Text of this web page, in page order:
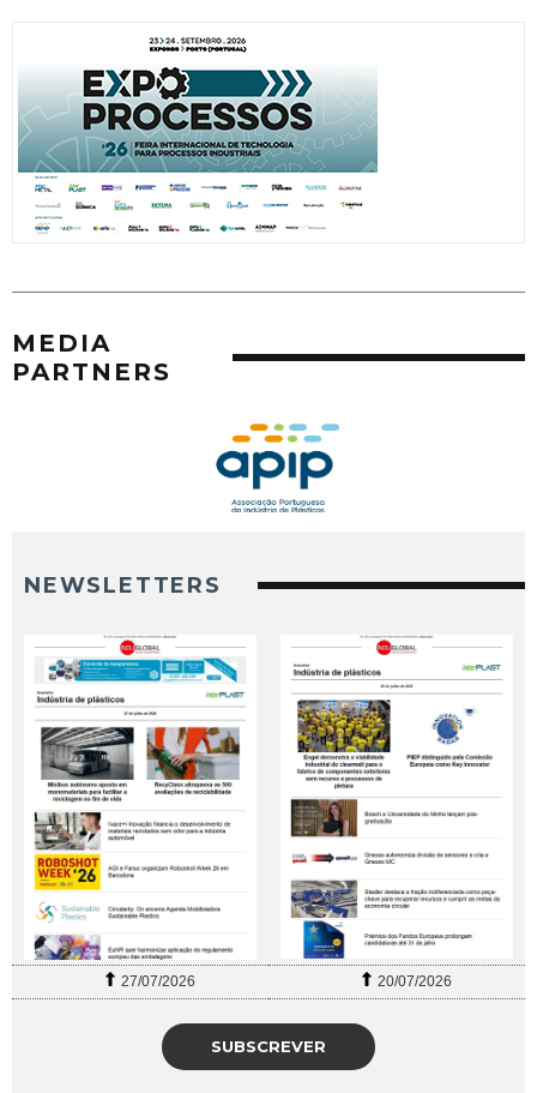
MEDIA
PARTNERS
NEWSLETTERS
27/07/2026 20/07/2026
SUBSCREVER